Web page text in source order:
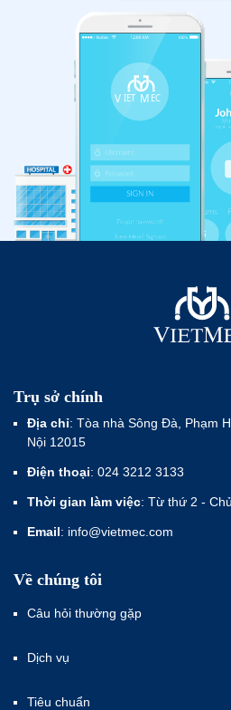
Trụ sở chính
Địa chỉ: Tòa nhà Sông Đà, Phạm
Nội 12015
Điện thoại: 024 3212 3133
Thời gian làm việc: Từ thứ 2 -
Email: info@vietmec.com
Về chúng tôi
Câu hỏi thường gặp
Dịch vụ
Tiêu chuẩn